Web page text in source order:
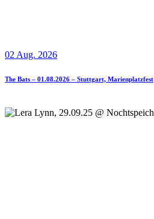
02 Aug. 2026
The Bats – 01.08.2026 – Stuttgart, Marienplatzfest